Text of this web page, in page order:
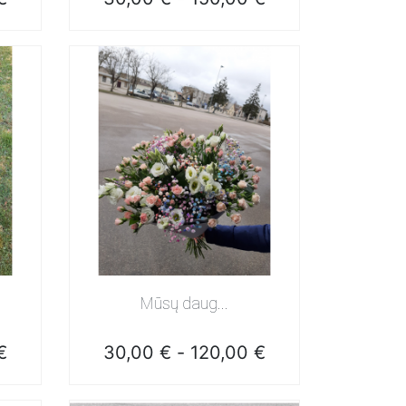
Greita peržiūra
Mūsų daug...
Kaina
30,00 € - 120,00 €